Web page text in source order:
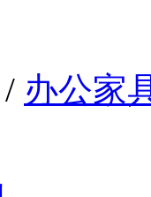
/ 办公家